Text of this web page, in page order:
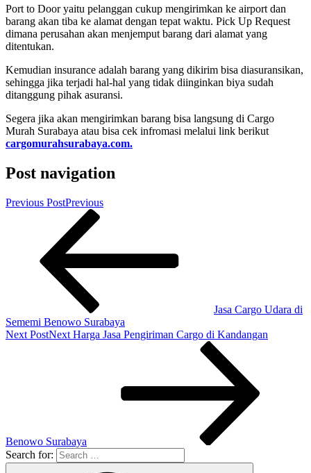
Port to Door yaitu pelanggan cukup mengirimkan ke airport dan
barang akan tiba ke alamat dengan tepat waktu. Pick Up Request
dimana perusahan akan menjemput barang dari alamat yang
ditentukan.
Kemudian insurance adalah barang yang dikirim bisa diasuransikan,
sehingga jika terjadi hal-hal yang tidak diinginkan biya sudah
ditanggung pihak asuransi.
Segera jika akan mengirimkan barang bisa langsung di Cargo
Murah Surabaya atau bisa cek infromasi melalui link berikut
cargomurahsurabaya.com.
Post navigation
Previous PostPrevious
Jasa Cargo Udara di
Sememi Benowo Surabaya
Next PostNext Harga Jasa Pengiriman Cargo di Kandangan
Benowo Surabaya
Search for: